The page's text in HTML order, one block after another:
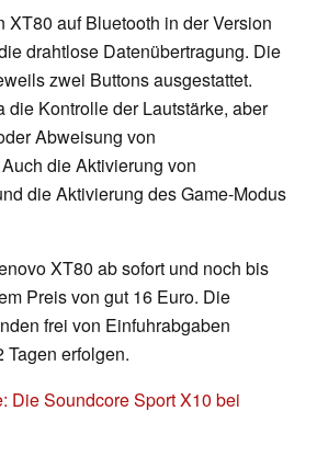
XT80 auf Bluetooth in der Version
drahtlose Datenübertragung. Die
zwei Buttons ausgestattet.
die Kontrolle der Lautstärke, aber
Abweisung von
die Aktivierung von
die Aktivierung des Game-Modus
XT80 ab sofort und noch bis
Preis von gut 16 Euro. Die
frei von Einfuhrabgaben
Tagen erfolgen.
Die Soundcore Sport X10 bei